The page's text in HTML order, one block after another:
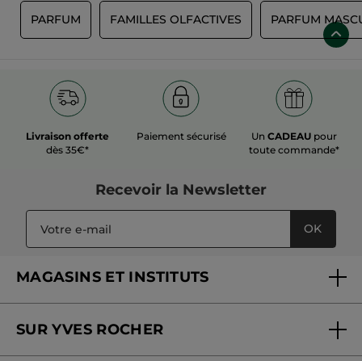
PARFUM FAMILLES OLFACTIVES PARFUM
Livraison offerte
dès 35€*
Paiement sécurisé UnCADEAU pour
toute commande*
Recevoir la Newsletter
OK
MAGASINS ET INSTITUTS
Soins en institut
SUR YVES ROCHER